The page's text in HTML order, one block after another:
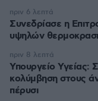
Συνεδρίασε η
υψηλών
πριν 6 λεπτά
Υπουργείο Υγείας:
κολύμβηση στους
πέρυσι
πριν 8 λεπτά